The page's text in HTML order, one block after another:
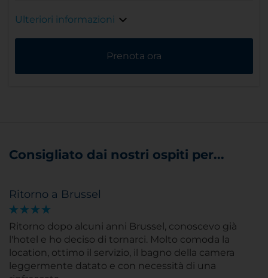
Ulteriori informazioni
Prenota ora
Consigliato dai nostri ospiti per...
Ritorno a Brussel
Ritorno dopo alcuni anni Brussel, conoscevo già
l'hotel e ho deciso di tornarci. Molto comoda la
location, ottimo il servizio, il bagno della camera
leggermente datato e con necessità di una